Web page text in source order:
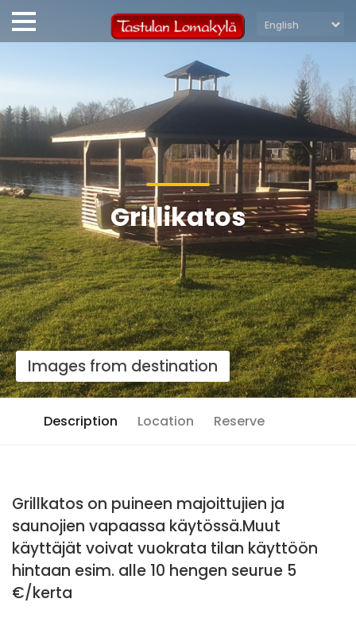
Grillikatos
Images from destination
Description Location Reserve
Grillkatos on puineen majoittujien ja
saunojien vapaassa käytössä.Muut
käyttäjät voivat vuokrata tilan käyttöön
hintaan esim. alle 10 hengen seurue 5
€/kerta